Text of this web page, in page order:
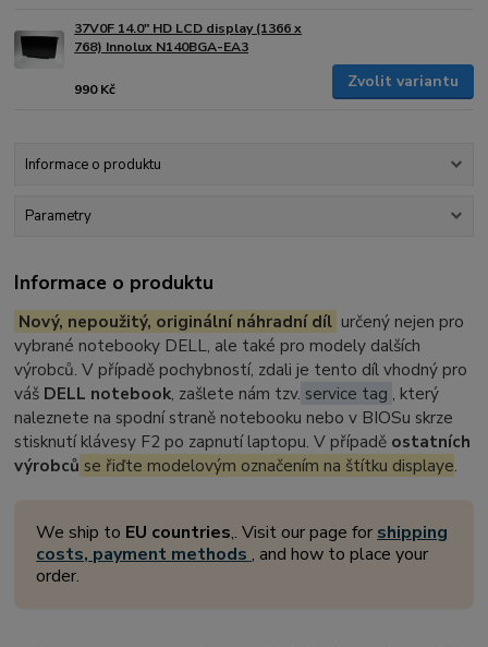
37V0F 14.0" HD LCD display (1366 x
768) Innolux N140BGA-EA3
990 Kč Zvolit variantu
Informace o produktu
Parametry
Informace o produktu
Nový, nepoužitý, originální náhradní díl určený nejen pro
vybrané notebooky DELL, ale také pro modely dalších
výrobců. V případě pochybností, zdali je tento díl vhodný pro
váš DELL notebook, zašlete nám tzv. service tag , který
naleznete na spodní straně notebooku nebo v BIOSu skrze
stisknutí klávesy F2 po zapnutí laptopu. V případě ostatních
výrobců se řiďte modelovým označením na štítku displaye.
We ship to EU countries,. Visit our page for shipping
costs, payment methods, and how to place your
order.